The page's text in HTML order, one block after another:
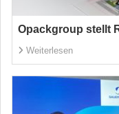
Opackgroup stellt
Weiterlesen